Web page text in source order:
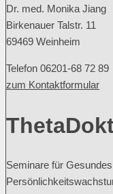
Dr. med. Monika Jiang
Birkenauer Talstr. 11
69469 Weinheim
Telefon 06201-68 72 89
zum Kontaktformular
Seminare für